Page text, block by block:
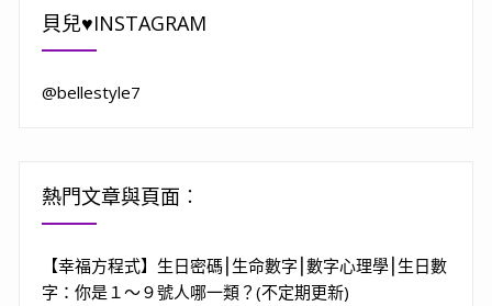
貝兒♥INSTAGRAM
@bellestyle7
熱門文章與頁面︰
【幸福方程式】生日密碼⎮生命數字⎮數字心理學⎮生日數
字：你是１～９號人哪一類？(不定期更新)